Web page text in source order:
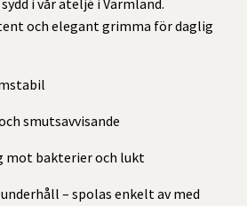
i vår ateljé i Värmland.
och elegant grimma för daglig
smutsavvisande
mot bakterier och lukt
– spolas enkelt av med